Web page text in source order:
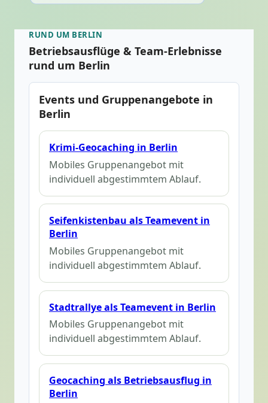
RUND UM BERLIN
Betriebsausflüge & Team-Erlebnisse
rund um Berlin
Events und Gruppenangebote in
Berlin
Krimi-Geocaching in Berlin
Mobiles Gruppenangebot mit
individuell abgestimmtem Ablauf.
Seifenkistenbau als Teamevent in
Berlin
Mobiles Gruppenangebot mit
individuell abgestimmtem Ablauf.
Stadtrallye als Teamevent in Berlin
Mobiles Gruppenangebot mit
individuell abgestimmtem Ablauf.
Geocaching als Betriebsausflug in
Berlin